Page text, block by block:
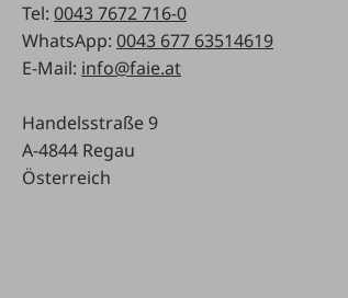
Tel: 0043 7672 716-0
WhatsApp: 0043 677 63514619
E-Mail: info@faie.at
Handelsstraße 9
A-4844 Regau
Österreich